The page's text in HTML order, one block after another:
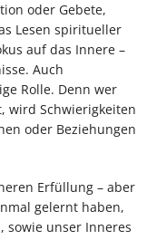
oder Gebete,
Lesen spiritueller
auf das Innere –
Auch
Rolle. Denn wer
wird Schwierigkeiten
oder Beziehungen
Erfüllung – aber
gelernt haben,
sowie unser Inneres